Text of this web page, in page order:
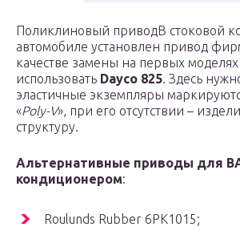
Поликлиновый приводВ стоковой
автомобиле установлен привод
качестве замены на первых
использовать Dayco 825. Здесь
эластичные экземпляры
«Poly-V», при его отсутствии –
структуру.
Альтернативные приводы для
кондиционером:
Roulunds Rubber 6PK1015;